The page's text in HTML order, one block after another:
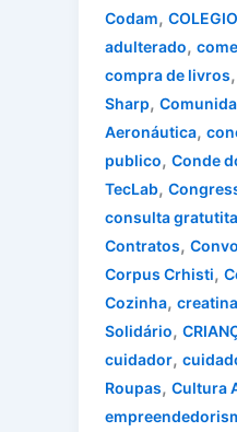
Codam,
adulterado,
compra de livros,
Sharp,
Aeronáutica,
publico, Conde
TecLab,
consulta gratutita
Contratos,
Corpus Crhisti,
Cozinha, creatina
Solidário,
cuidador,
Roupas, Cultura